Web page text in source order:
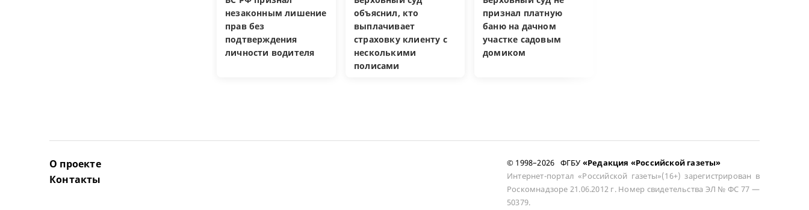
незаконным лишение
прав без
подтверждения
личности водителя
объяснил, кто
выплачивает
страховку клиенту с
несколькими
полисами
признал платную
баню на дачном
участке садовым
домиком
О проекте
Контакты
© 1998–2026 ФГБУ «Редакция «Российской газеты»
Интернет-портал «Российской газеты»(16+) зарегистрирован в
Роскомнадзоре 21.06.2012 г. Номер свидетельства ЭЛ № ФС 77 —
50379.